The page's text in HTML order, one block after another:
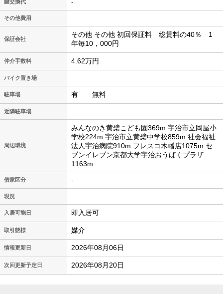
鍵交換代 -
その他費用
保証会社
その他 その他 初回保証料 総賃料の40％ 1
年毎10，000円
仲介手数料 4.62万円
バイク置き場
駐車場 有 無料
近隣駐車場
周辺環境
みんなのき黄檗こども園369m 宇治市立岡屋小
学校224m 宇治市立黄檗中学校859m 社会福祉
法人宇治病院910m フレスコ木幡店1075m セ
ブンイレブン京都大学宇治おうばくプラザ
1163m
借家区分 -
現況
入居可能日 即入居可
取引態様 媒介
情報更新日 2026年08月06日
次回更新予定日 2026年08月20日